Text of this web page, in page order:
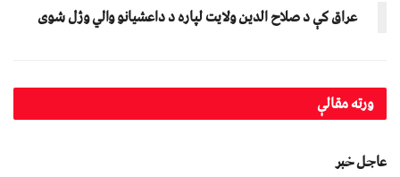
عراق کې د صلاح الدین ولایت لپاره د داعشیانو والي وژل شوی
ورتهمقالې
عاجل خبر